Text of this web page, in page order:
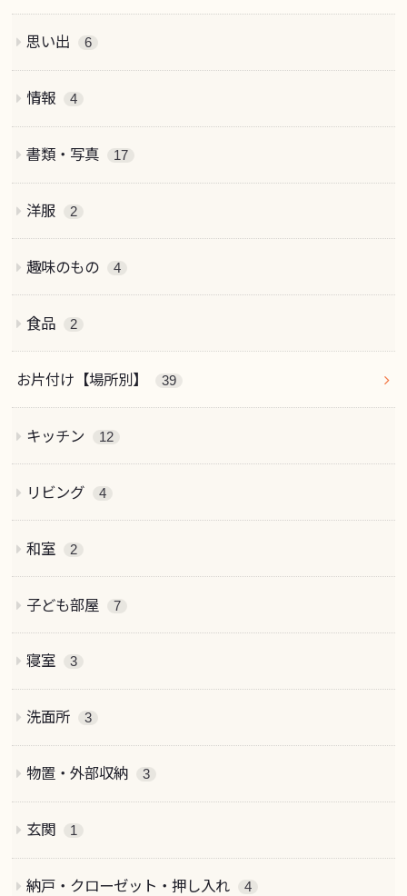
思い出 6
情報 4
書類・写真 17
洋服 2
趣味のもの 4
食品 2
お片付け【場所別】 39
キッチン 12
リビング 4
和室 2
子ども部屋 7
寝室 3
洗面所 3
物置・外部収納 3
玄関 1
納戸・クローゼット・押し入れ 4